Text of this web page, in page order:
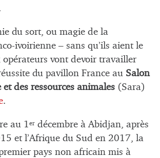
du sort, ou magie de la
ivoirienne – sans qu’ils aient le
opérateurs vont devoir travailler
du pavillon France au Salon
et des ressources animales (Sara)
.
au 1er décembre à Abidjan, après
et l’Afrique du Sud en 2017, la
pays non africain mis à